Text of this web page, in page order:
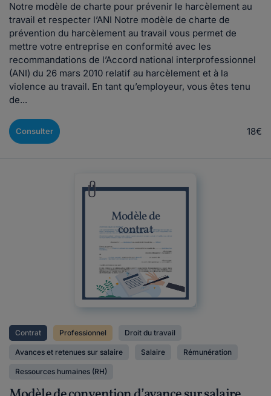
Notre modèle de charte pour prévenir le harcèlement au
travail et respecter l’ANI Notre modèle de charte de
prévention du harcèlement au travail vous permet de
mettre votre entreprise en conformité avec les
recommandations de l’Accord national interprofessionnel
(ANI) du 26 mars 2010 relatif au harcèlement et à la
violence au travail. En tant qu’employeur, vous êtes tenu
de...
Consulter 18€
Modèle de
contrat
Contrat Professionnel Droit du travail
Avances et retenues sur salaire Salaire Rémunération
Ressources humaines (RH)